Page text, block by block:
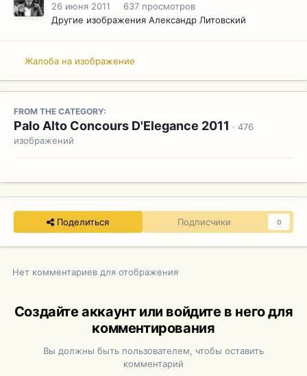
26 июня 2011
637 просмотров
Другие изображения Александр Литовский
Жалоба на изображение
FROM THE CATEGORY:
Palo Alto Concours D'Elegance 2011 · 476
изображений
Поделиться Подписчики 0
Нет комментариев для отображения
Создайте аккаунт или войдите в него для
комментирования
Вы должны быть пользователем, чтобы оставить
комментарий